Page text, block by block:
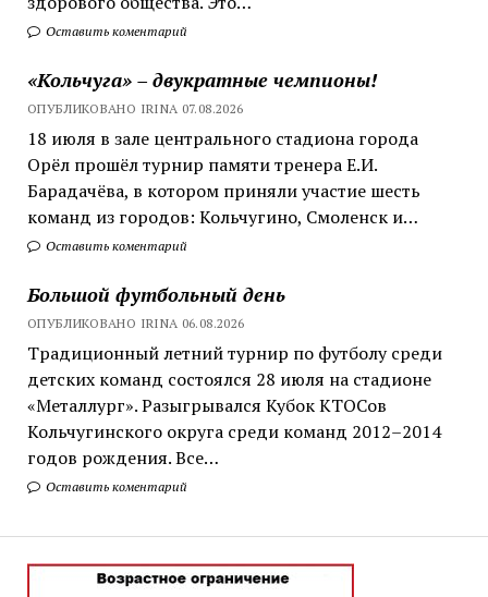
Оставить коментарий
«Кольчуга» – двукратные чемпионы!
ОПУБЛИКОВАНО IRINA 07.08.2026
18 июля в зале центрального стадиона города
Орёл прошёл турнир памяти тренера Е.И.
Барадачёва, в котором приняли участие шесть
команд из городов: Кольчугино, Смоленск и…
Оставить коментарий
Большой футбольный день
ОПУБЛИКОВАНО IRINA 06.08.2026
Традиционный летний турнир по футболу среди
детских команд состоялся 28 июля на стадионе
«Металлург». Разыгрывался Кубок КТОСов
Кольчугинского округа среди команд 2012–2014
годов рождения. Все…
Оставить коментарий